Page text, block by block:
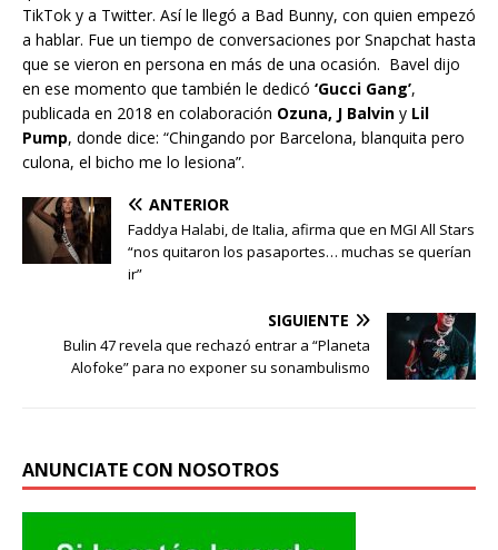
TikTok y a Twitter. Así le llegó a Bad Bunny, con quien empezó
a hablar. Fue un tiempo de conversaciones por Snapchat hasta
que se vieron en persona en más de una ocasión. Bavel dijo
en ese momento que también le dedicó ‘Gucci Gang’,
publicada en 2018 en colaboración Ozuna, J Balvin y Lil
Pump, donde dice: “Chingando por Barcelona, blanquita pero
culona, el bicho me lo lesiona”.
ANTERIOR
Faddya Halabi, de Italia, afirma que en MGI All Stars
“nos quitaron los pasaportes… muchas se querían
ir”
SIGUIENTE
Bulin 47 revela que rechazó entrar a “Planeta
Alofoke” para no exponer su sonambulismo
ANUNCIATE CON NOSOTROS